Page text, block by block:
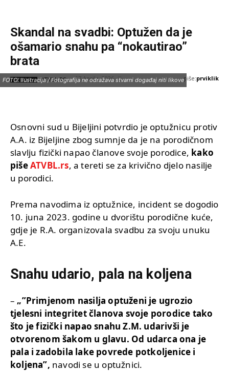
Skandal na svadbi: Optužen da je
ošamario snahu pa “nokautirao”
brata
IZVOR: ATVBL.RS 17 Aprila, 2026 piše:prviklik
FOTO: Ilustracija / Fotografija ne odražava stvarni događaj niti likove
Osnovni sud u Bijeljini potvrdio je optužnicu protiv
A.A. iz Bijeljine zbog sumnje da je na porodičnom
slavlju fizički napao članove svoje porodice, kako
pišeATVBL.rs, a tereti se za krivično djelo nasilje
u porodici.
Prema navodima iz optužnice, incident se dogodio
10. juna 2023. godine u dvorištu porodične kuće,
gdje je R.A. organizovala svadbu za svoju unuku
A.E.
Snahu udario, pala na koljena
– „”Primjenom nasilja optuženi je ugrozio
tjelesni integritet članova svoje porodice tako
što je fizički napao snahu Z.M. udarivši je
otvorenom šakom u glavu. Od udarca ona je
pala i zadobila lake povrede potkoljenice i
koljena”, navodi se u optužnici.